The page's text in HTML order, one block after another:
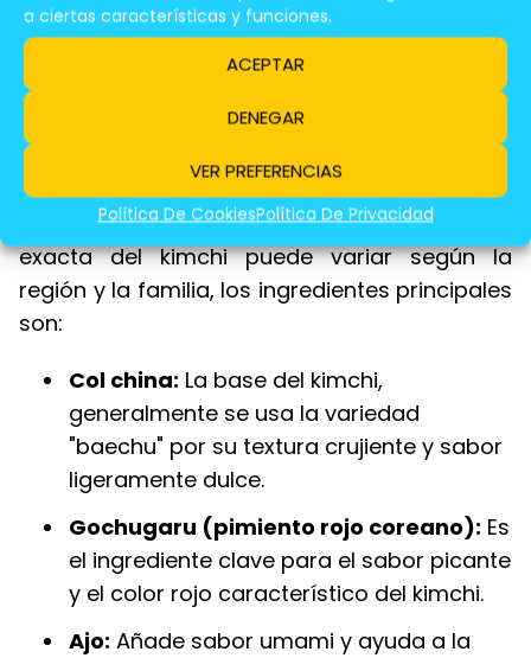
a ciertas características y funciones.
ACEPTAR
DENEGAR
VER PREFERENCIAS
Política De CookiesPolítica De Privacidad
De Mariscos
El kimchi es un plato coreano fermentado que
se elabora principalmente con col china,
llamada"baechu" en coreano, y una mezcla
de especias picantes. Aunque la receta
exacta del kimchi puede variar según la
región y la familia, los ingredientes principales
son:
Col china: La base del kimchi,
generalmente se usa la variedad
"baechu" por su textura crujiente y sabor
ligeramente dulce.
Gochugaru (pimiento rojo coreano): Es
el ingrediente clave para el sabor picante
y el color rojo característico del kimchi.
Ajo: Añade sabor umami y ayuda a la